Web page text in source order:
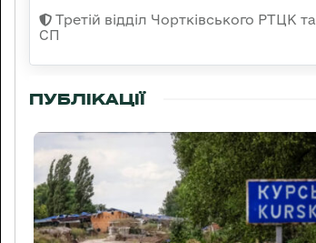
Третій відділ Чортківського РТЦК та
СП
ПУБЛІКАЦІЇ